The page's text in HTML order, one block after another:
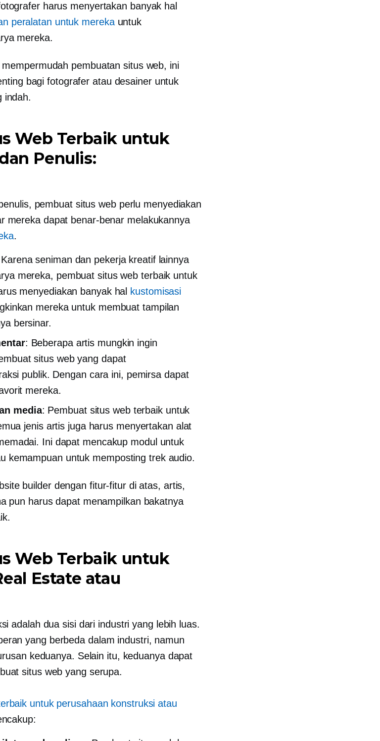
harus menyertakan banyak hal
peralatan untuk merekauntuk
mereka.
pembuatan situs web, ini
bagi fotografer atau desainer untuk
indah.
Web Terbaik untuk
Penulis:
pembuat situs web perlu menyediakan
mereka dapat benar-benar melakukannya
.
seniman dan pekerja kreatif lainnya
mereka, pembuat situs web terbaik untuk
menyediakan banyak hal kustomisasi
mereka untuk membuat tampilan
bersinar.
: Beberapa artis mungkin ingin
situs web yang dapat
publik. Dengan cara ini, pemirsa dapat
mereka.
media: Pembuat situs web terbaik untuk
jenis artis juga harus menyertakan alat
Ini dapat mencakup modul untuk
kemampuan untuk memposting trek audio.
builder dengan fitur-fitur di atas, artis,
pun harus dapat menampilkan bakatnya
Web Terbaik untuk
Estate atau
adalah dua sisi dari industri yang lebih luas.
yang berbeda dalam industri, namun
keduanya. Selain itu, keduanya dapat
situs web yang serupa.
untuk perusahaan konstruksi atau